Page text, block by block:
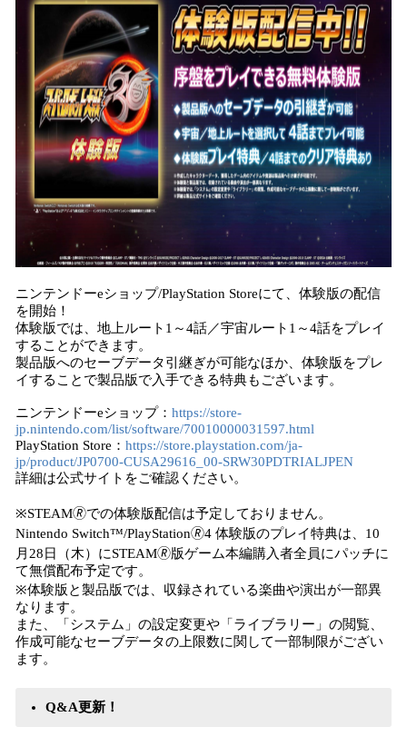
ニンテンドーeショップ/PlayStation Storeにて、体験版の配信
を開始！
体験版では、地上ルート1～4話／宇宙ルート1～4話をプレイ
することができます。
製品版へのセーブデータ引継ぎが可能なほか、体験版をプレ
イすることで製品版で入手できる特典もございます。
ニンテンドーeショップ： https://store-
jp.nintendo.com/list/software/70010000031597.html
PlayStation Store： https://store.playstation.com/ja-
jp/product/JP0700-CUSA29616_00-SRW30PDTRIALJPEN
詳細は公式サイトをご確認ください。
※STEAM🄬での体験版配信は予定しておりません。
Nintendo Switch™/PlayStation🄬4 体験版のプレイ特典は、10
月28日（木）にSTEAM🄬版ゲーム本編購入者全員にパッチに
て無償配布予定です。
※体験版と製品版では、収録されている楽曲や演出が一部異
なります。
また、「システム」の設定変更や「ライブラリー」の閲覧、
作成可能なセーブデータの上限数に関して一部制限がござい
ます。
Q&A更新！